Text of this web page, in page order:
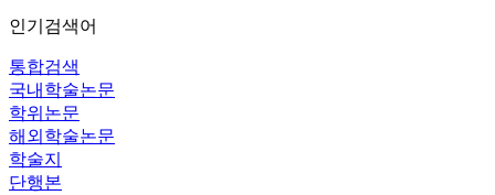
인기검색어
통합검색
국내학술논문
학위논문
해외학술논문
학술지
단행본